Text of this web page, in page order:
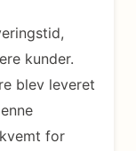
kunder.
blev leveret
for